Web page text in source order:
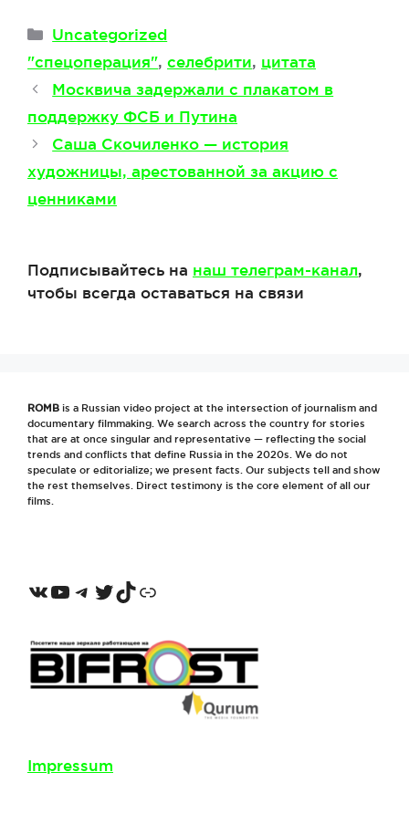
Рубрики
Uncategorized
Метки
"спецоперация", селебрити, цитата
Москвича задержали с плакатом в
поддержку ФСБ и Путина
Саша Скочиленко — история
художницы, арестованной за акцию с
ценниками
Подписывайтесь на наш телеграм-канал,
чтобы всегда оставаться на связи
ROMB is a Russian video project at the intersection of journalism and
documentary filmmaking. We search across the country for stories
that are at once singular and representative — reflecting the social
trends and conflicts that define Russia in the 2020s. We do not
speculate or editorialize; we present facts. Our subjects tell and show
the rest themselves. Direct testimony is the core element of all our
films.
VKontakte
YouTube
Telegram
Twitter
TikTok
Odnoklassniki
Impressum